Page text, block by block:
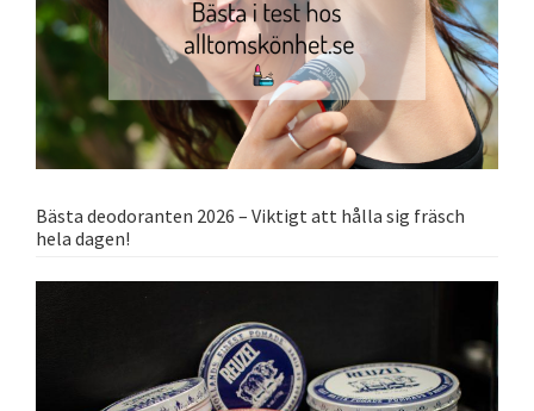
Bästa deodoranten 2026 – Viktigt att hålla sig fräsch
hela dagen!